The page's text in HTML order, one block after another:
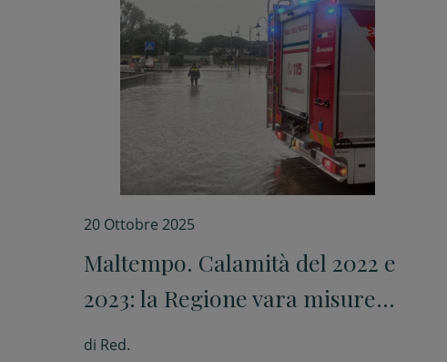
20 Ottobre 2025
Maltempo. Calamità del 2022 e
2023: la Regione vara misure
economiche a sostegno delle
di Red.